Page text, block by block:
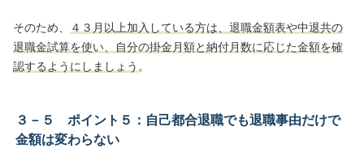
そのため、
４３月以上加入している方は、退職金額表や中退共の
退職金試算を使い、自分の掛金月額と納付月数に応じた金額を確
認するようにしましょう 。
３－５ ポイント５：自己都合退職でも退職事由だけで
金額は変わらない